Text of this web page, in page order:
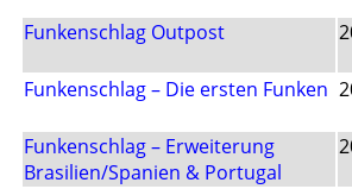
Funkenschlag Outpost
Funkenschlag – Die ersten Funken
Funkenschlag – Erweiterung
Brasilien/Spanien & Portugal